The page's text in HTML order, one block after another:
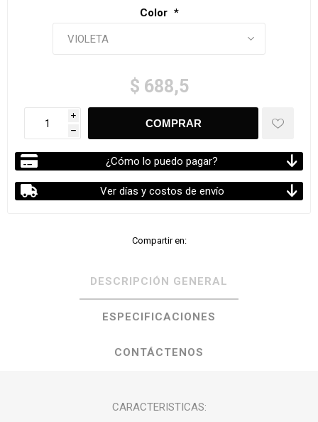
Color *
$ 688,5
i
h
¿Cómo lo puedo pagar?
Ver días y costos de envío
Compartir en:
DESCRIPCIÓN GENERAL
ESPECIFICACIONES
CONTÁCTENOS
CARACTERISTICAS: